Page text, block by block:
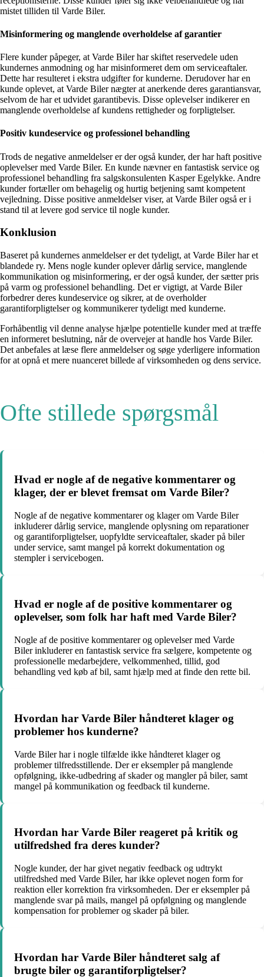
mistet tilliden til Varde Biler.
Misinformering og manglende overholdelse af garantier
Flere kunder påpeger, at Varde Biler har skiftet reservedele uden
kundernes anmodning og har misinformeret dem om serviceaftaler.
Dette har resulteret i ekstra udgifter for kunderne. Derudover har en
kunde oplevet, at Varde Biler nægter at anerkende deres garantiansvar,
selvom de har et udvidet garantibevis. Disse oplevelser indikerer en
manglende overholdelse af kundens rettigheder og forpligtelser.
Positiv kundeservice og professionel behandling
Trods de negative anmeldelser er der også kunder, der har haft positive
oplevelser med Varde Biler. En kunde nævner en fantastisk service og
professionel behandling fra salgskonsulenten Kasper Egelykke. Andre
kunder fortæller om behagelig og hurtig betjening samt kompetent
vejledning. Disse positive anmeldelser viser, at Varde Biler også er i
stand til at levere god service til nogle kunder.
Konklusion
Baseret på kundernes anmeldelser er det tydeligt, at Varde Biler har et
blandede ry. Mens nogle kunder oplever dårlig service, manglende
kommunikation og misinformering, er der også kunder, der sætter pris
på varm og professionel behandling. Det er vigtigt, at Varde Biler
forbedrer deres kundeservice og sikrer, at de overholder
garantiforpligtelser og kommunikerer tydeligt med kunderne.
Forhåbentlig vil denne analyse hjælpe potentielle kunder med at træffe
en informeret beslutning, når de overvejer at handle hos Varde Biler.
Det anbefales at læse flere anmeldelser og søge yderligere information
for at opnå et mere nuanceret billede af virksomheden og dens service.
Ofte stillede spørgsmål
Hvad er nogle af de negative kommentarer og
klager, der er blevet fremsat om Varde Biler?
Nogle af de negative kommentarer og klager om Varde Biler
inkluderer dårlig service, manglende oplysning om reparationer
og garantiforpligtelser, uopfyldte serviceaftaler, skader på biler
under service, samt mangel på korrekt dokumentation og
stempler i servicebogen.
Hvad er nogle af de positive kommentarer og
oplevelser, som folk har haft med Varde Biler?
Nogle af de positive kommentarer og oplevelser med Varde
Biler inkluderer en fantastisk service fra sælgere, kompetente og
professionelle medarbejdere, velkommenhed, tillid, god
behandling ved køb af bil, samt hjælp med at finde den rette bil.
Hvordan har Varde Biler håndteret klager og
problemer hos kunderne?
Varde Biler har i nogle tilfælde ikke håndteret klager og
problemer tilfredsstillende. Der er eksempler på manglende
opfølgning, ikke-udbedring af skader og mangler på biler, samt
mangel på kommunikation og feedback til kunderne.
Hvordan har Varde Biler reageret på kritik og
utilfredshed fra deres kunder?
Nogle kunder, der har givet negativ feedback og udtrykt
utilfredshed med Varde Biler, har ikke oplevet nogen form for
reaktion eller korrektion fra virksomheden. Der er eksempler på
manglende svar på mails, mangel på opfølgning og manglende
kompensation for problemer og skader på biler.
Hvordan har Varde Biler håndteret salg af
brugte biler og garantiforpligtelser?